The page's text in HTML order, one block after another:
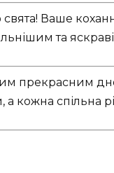
Ваше
та
прекрасним
кожна спільна